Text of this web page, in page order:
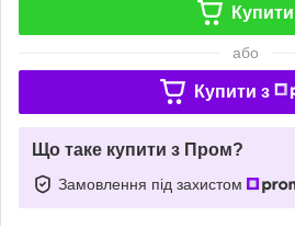
Купити
або
Купити з
Що таке купити з Пром?
Замовлення під захистом